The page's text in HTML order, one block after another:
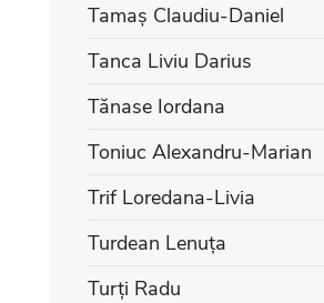
Tamaș Claudiu-Daniel
Tanca Liviu Darius
Tănase Iordana
Toniuc Alexandru-Marian
Trif Loredana-Livia
Turdean Lenuța
Turți Radu